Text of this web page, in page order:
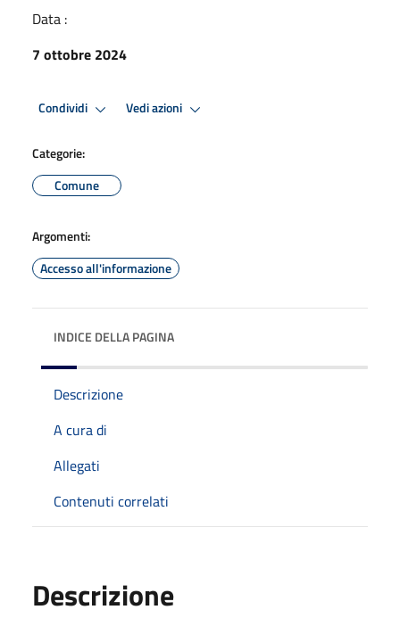
Data :
7 ottobre 2024
Condividi Vedi azioni
Categorie:
Comune
Argomenti:
Accesso all'informazione
INDICE DELLA PAGINA
Descrizione
A cura di
Allegati
Contenuti correlati
Descrizione